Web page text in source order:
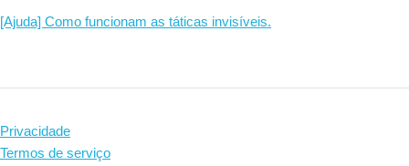
[Ajuda] Como funcionam as táticas invisíveis.
Privacidade
Termos de serviço